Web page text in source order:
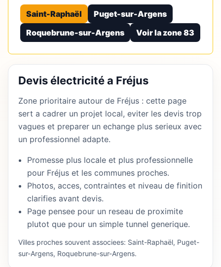
Saint-Raphaël
Puget-sur-Argens
Roquebrune-sur-Argens
Voir la zone 83
Devis électricité a Fréjus
Zone prioritaire autour de Fréjus : cette page
sert a cadrer un projet local, eviter les devis trop
vagues et preparer un echange plus serieux avec
un professionnel adapte.
Promesse plus locale et plus professionnelle
pour Fréjus et les communes proches.
Photos, acces, contraintes et niveau de finition
clarifies avant devis.
Page pensee pour un reseau de proximite
plutot que pour un simple tunnel generique.
Villes proches souvent associees: Saint-Raphaël, Puget-
sur-Argens, Roquebrune-sur-Argens.